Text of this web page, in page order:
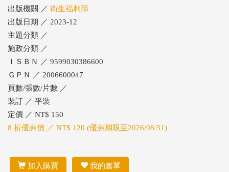
出版機關 ／ 衛生福利部
出版日期 ／ 2023-12
主題分類 ／
施政分類 ／
ＩＳＢＮ ／ 9599030386600
ＧＰＮ ／ 2006600047
頁數/張數/片數 ／
裝訂 ／ 平裝
定價 ／ NT$ 150
8 折優惠價 ／ NT$ 120 (優惠期限至2026/08/31)
加入購買 我的書單